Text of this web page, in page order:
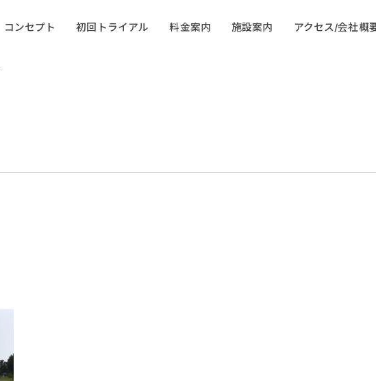
コンセプト 初回トライアル 料金案内 施設案内 アクセス/会社概